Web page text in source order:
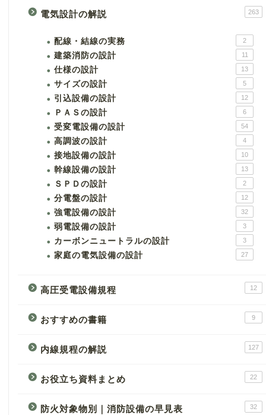
電気設計の解説 263
配線・結線の実務 2
建築消防の設計 11
仕様の設計 13
サイズの設計 5
引込設備の設計 12
ＰＡＳの設計 6
受変電設備の設計 54
高調波の設計 4
接地設備の設計 10
幹線設備の設計 13
ＳＰＤの設計 2
分電盤の設計 12
強電設備の設計 32
弱電設備の設計 3
カーボンニュートラルの設計 3
家庭の電気設備の設計 27
高圧受電設備規程 12
おすすめの書籍 9
内線規程の解説 127
お役立ち資料まとめ 22
防火対象物別｜消防設備の早見表 32